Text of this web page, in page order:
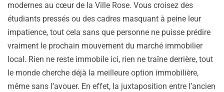
modernes au cœur de la Ville Rose. Vous croisez des
étudiants pressés ou des cadres masquant à peine leur
impatience, tout cela sans que personne ne puisse prédire
vraiment le prochain mouvement du marché immobilier
local. Rien ne reste immobile ici, rien ne traîne derrière, tout
le monde cherche déjà la meilleure option immobilière,
même sans l’avouer. En effet, la juxtaposition entre l’ancien